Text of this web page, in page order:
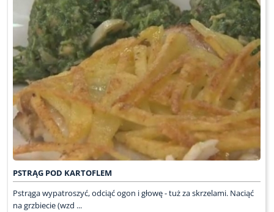
PSTRĄG POD KARTOFLEM
Pstrąga wypatroszyć, odciąć ogon i głowę - tuż za skrzelami. Naciąć
na grzbiecie (wzd ...